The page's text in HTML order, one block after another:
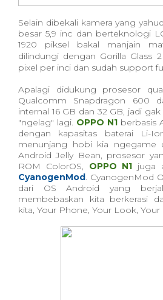
Selain dibekali kamera yang
besar 5,9 inc dan berteknologi
1920 piksel bakal manjain
dilindungi dengan Gorilla Glass
pixel per inci dan sudah support
Apalagi didukung prosesor
Qualcomm Snapdragon 600
internal 16 GB dan 32 GB, jadi
"ngelag" lagi. OPPO N1 berbasis
dengan kapasitas baterai Li-
menunjang hobi kia ngegame
Android Jelly Bean, prosesor
ROM ColorOS, OPPO N1 juga
CyanogenMod. CyanogenMod
dari OS Android yang
membebaskan kita berkerasi
kita, Your Phone, Your Look, Your